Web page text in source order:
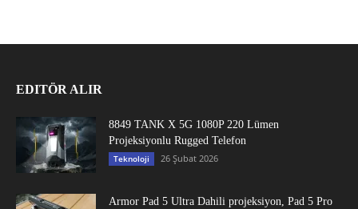
EDITÖR ALIR
8849 TANK X 5G 1080P 220 Lümen
Projeksiyonlu Rugged Telefon
Teknoloji 26 Şubat 2026
Armor Pad 5 Ultra Dahili projeksiyon, Pad 5 Pro